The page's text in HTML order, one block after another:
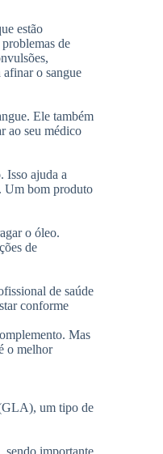
estão
de
o sangue
Ele também
ao seu médico
Isso ajuda a
Um bom produto
o óleo.
de
de saúde
conforme
Mas
o melhor
um tipo de